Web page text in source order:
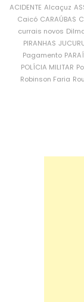
ACIDENTE Alcaçuz
Caicó CARAÚBAS
currais novos
PIRANHAS
Pagamento
POLÍCIA MILITAR
Robinson Faria